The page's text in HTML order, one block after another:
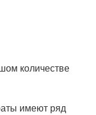
количестве
имеют ряд